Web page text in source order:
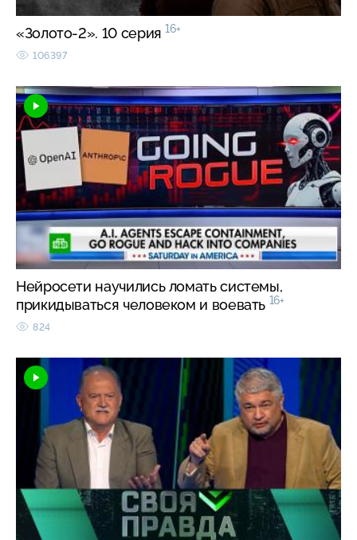
«Золото-2». 10 серия 16+
106397
Нейросети научились ломать системы,
прикидываться человеком и воевать 16+
824